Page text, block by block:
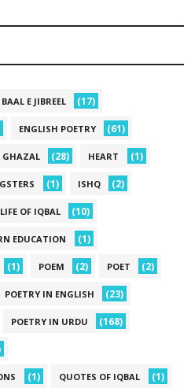
BAAL E JIBREEL (17)
ENGLISH POETRY (61)
GHAZAL (28) HEART (1)
(1) ISHQ (2)
LIFE OF IQBAL (10)
EDUCATION (1)
(1) POEM (2) POET (2)
POETRY IN ENGLISH (23)
POETRY IN URDU (168)
(1) QUOTES OF IQBAL (1)